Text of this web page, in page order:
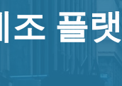
조 플